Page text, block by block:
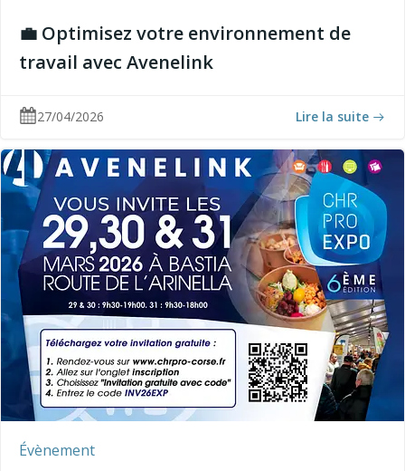
💼 Optimisez votre environnement de
travail avec Avenelink
27/04/2026 Lire la suite
Évènement